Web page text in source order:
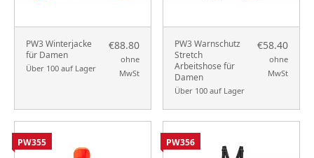
PW3 Winterjacke
für Damen
Über 100 auf Lager
€88.80
ohne
MwSt
PW3 Warnschutz
Stretch
Arbeitshose für
Damen
Über 100 auf Lager
€58.40
ohne
MwSt
PW355 PW356